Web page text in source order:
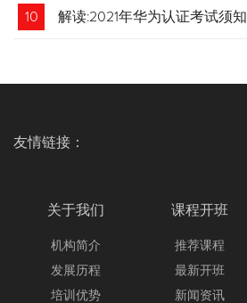
10 解读:2021年华为认证考试须知
友情链接：
关于我们
机构简介
发展历程
培训优势
课程开班
推荐课程
最新开班
新闻资讯